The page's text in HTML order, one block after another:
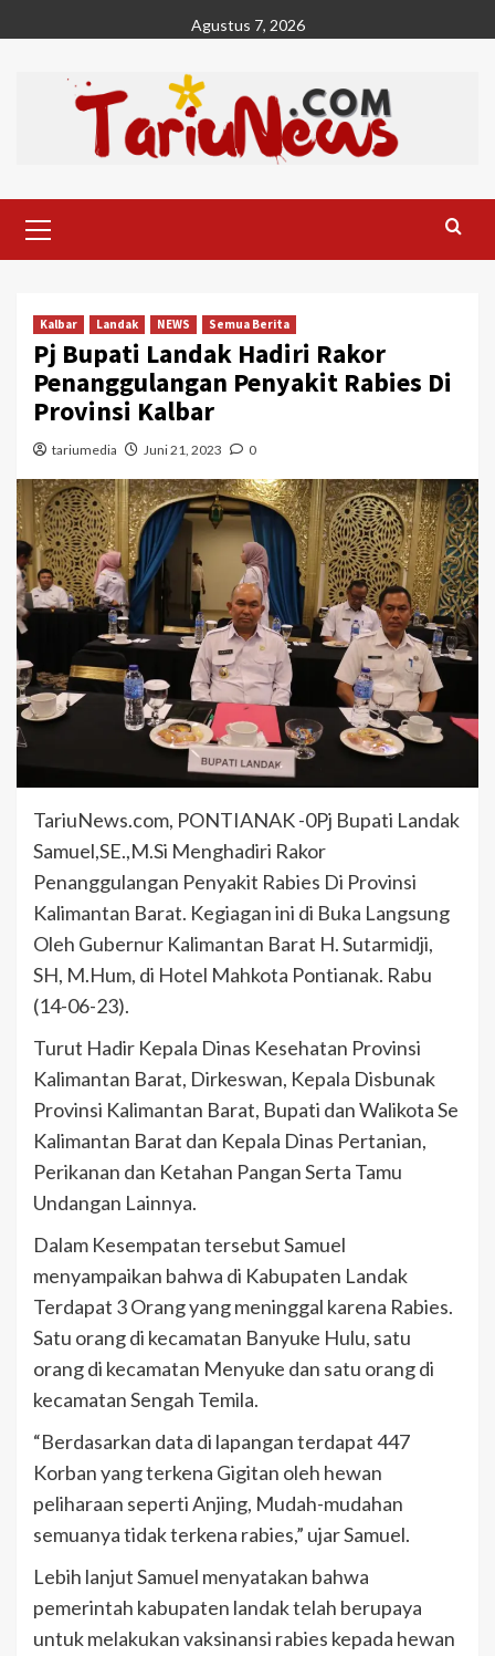
to
Agustus 7, 2026
Menu
Kalbar Landak NEWS Semua Berita
Pj Bupati Landak Hadiri Rakor
Penanggulangan Penyakit Rabies Di
Provinsi Kalbar
tariumedia Juni 21, 2023 0
TariuNews.com, PONTIANAK -0Pj Bupati Landak
Samuel,SE.,M.Si Menghadiri Rakor
Penanggulangan Penyakit Rabies Di Provinsi
Kalimantan Barat. Kegiagan ini di Buka Langsung
Oleh Gubernur Kalimantan Barat H. Sutarmidji,
SH, M.Hum, di Hotel Mahkota Pontianak. Rabu
(14-06-23).
Turut Hadir Kepala Dinas Kesehatan Provinsi
Kalimantan Barat, Dirkeswan, Kepala Disbunak
Provinsi Kalimantan Barat, Bupati dan Walikota Se
Kalimantan Barat dan Kepala Dinas Pertanian,
Perikanan dan Ketahan Pangan Serta Tamu
Undangan Lainnya.
Dalam Kesempatan tersebut Samuel
menyampaikan bahwa di Kabupaten Landak
Terdapat 3 Orang yang meninggal karena Rabies.
Satu orang di kecamatan Banyuke Hulu, satu
orang di kecamatan Menyuke dan satu orang di
kecamatan Sengah Temila.
“Berdasarkan data di lapangan terdapat 447
Korban yang terkena Gigitan oleh hewan
peliharaan seperti Anjing, Mudah-mudahan
semuanya tidak terkena rabies,” ujar Samuel.
Lebih lanjut Samuel menyatakan bahwa
pemerintah kabupaten landak telah berupaya
untuk melakukan vaksinansi rabies kepada hewan